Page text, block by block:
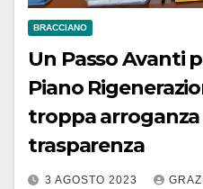
BRACCIANO
Un Passo Avanti
Piano
troppa arroganza
trasparenza
3 AGOSTO 2023